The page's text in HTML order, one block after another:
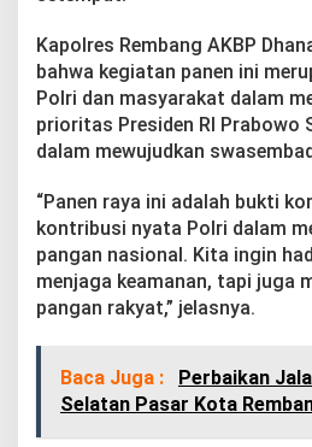
L
a
a
n
D
s
T
e
g
w
o
Kapolres Rembang AKBP
bahwa kegiatan panen ini
Polri dan masyarakat dalam
prioritas Presiden RI Prabowo
dalam mewujudkan
“Panen raya ini adalah bukti
kontribusi nyata Polri dalam
pangan nasional. Kita ingin
menjaga keamanan, tapi juga
pangan rakyat,” jelasnya.
Baca Juga :
Perbaikan
Selatan Pasar Kota